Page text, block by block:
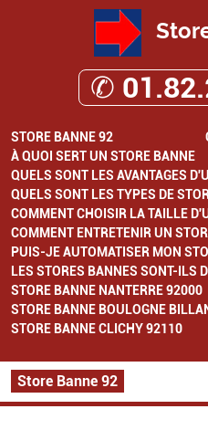
✆
STORE BANNE 92
À QUOI SERT UN STORE BANNE
QUELS SONT LES AVANTAGES
QUELS SONT LES TYPES DE
COMMENT CHOISIR LA TAILLE
COMMENT ENTRETENIR UN
PUIS-JE AUTOMATISER MON
LES STORES BANNES SONT-ILS
STORE BANNE NANTERRE 92000
STORE BANNE BOULOGNE
STORE BANNE CLICHY 92110
Store Banne 92